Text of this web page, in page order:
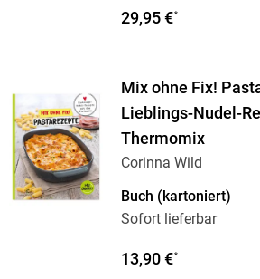
29,95 €*
Mix ohne Fix!
Lieblings-Nudel-
Thermomix
Corinna Wild
Buch (kartoniert)
Sofort lieferbar
13,90 €*